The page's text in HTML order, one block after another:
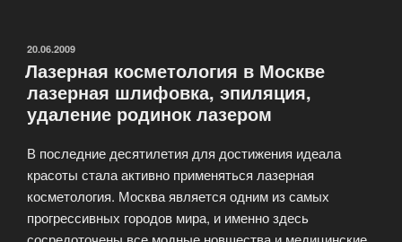
кислородная
мезотерапия,
похудение
мезотерапия»
ОПУБЛИКОВАНО
20.06.2009
Лазерная косметология в Москве
лазерная шлифовка, эпиляция,
удаление родинок лазером
В последние десятилетия для достижения идеала
красоты стала активно применяться лазерная
косметология. Москва является одним из самых
прогрессивных городов мира, и именно здесь